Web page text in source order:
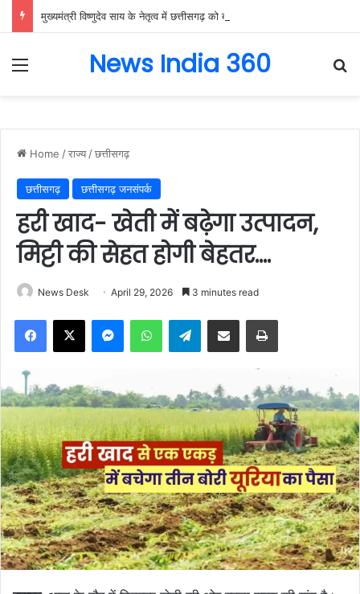
Menu News India 360
Home /राज्य /छत्तीसगढ़
छत्तीसगढ़ छत्तीसगढ़ जनसंपर्क
हरी खाद- खेती में बढ़ेगा उत्पादन,
मिट्टी की सेहत होगी बेहतर….
News Desk April 29, 2026 3 minutes read
Facebook
X MessengerWhatsAppTelegramShare via Email Print